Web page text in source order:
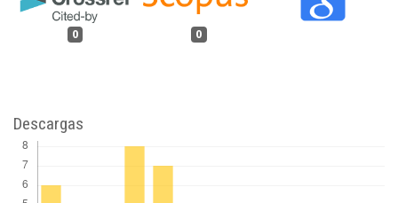
0 0
Descargas